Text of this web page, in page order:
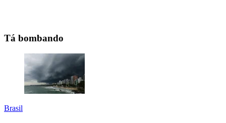
Tá bombando
Brasil